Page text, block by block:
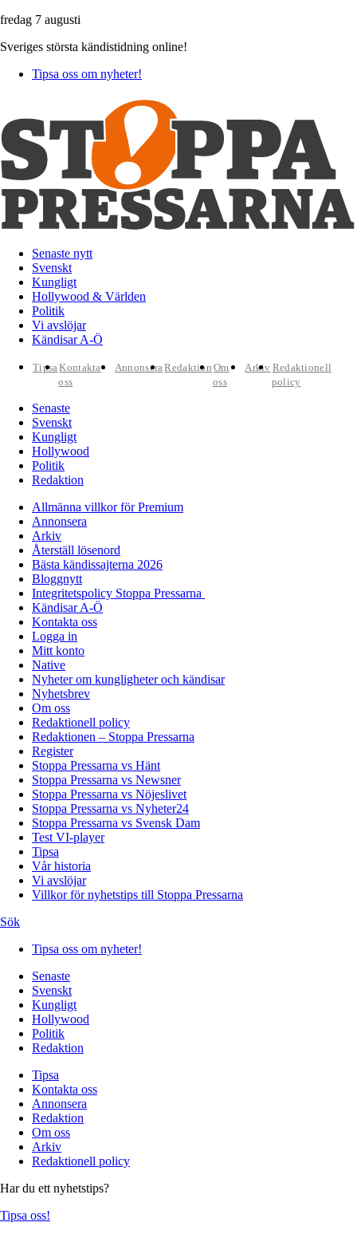
fredag 7 augusti
Sveriges största kändistidning online!
Tipsa oss om nyheter!
Senaste nytt
Svenskt
Kungligt
Hollywood & Världen
Politik
Vi avslöjar
Kändisar A-Ö
TipsaKontakta
oss
AnnonseraRedaktion Om
oss
Arkiv Redaktionell
policy
Senaste
Svenskt
Kungligt
Hollywood
Politik
Redaktion
Allmänna villkor för Premium
Annonsera
Arkiv
Återställ lösenord
Bästa kändissajterna 2026
Bloggnytt
Integritetspolicy Stoppa Pressarna
Kändisar A-Ö
Kontakta oss
Logga in
Mitt konto
Native
Nyheter om kungligheter och kändisar
Nyhetsbrev
Om oss
Redaktionell policy
Redaktionen – Stoppa Pressarna
Register
Stoppa Pressarna vs Hänt
Stoppa Pressarna vs Newsner
Stoppa Pressarna vs Nöjeslivet
Stoppa Pressarna vs Nyheter24
Stoppa Pressarna vs Svensk Dam
Test VI-player
Tipsa
Vår historia
Vi avslöjar
Villkor för nyhetstips till Stoppa Pressarna
Sök
Tipsa oss om nyheter!
Senaste
Svenskt
Kungligt
Hollywood
Politik
Redaktion
Tipsa
Kontakta oss
Annonsera
Redaktion
Om oss
Arkiv
Redaktionell policy
Har du ett nyhetstips?
Tipsa oss!